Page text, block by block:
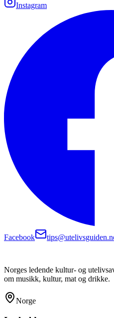
Instagram
Facebook
Norges ledende kultur- og
om musikk, kultur, mat og drikke.
Norge